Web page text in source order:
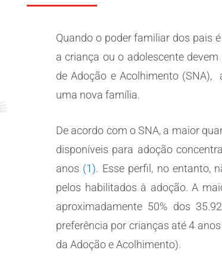
Quando o poder familiar dos pais
a criança ou o adolescente
de Adoção e Acolhimento
uma nova família.
De acordo com o SNA, a maior
disponíveis para adoção
anos (1). Esse perfil, no entanto,
pelos habilitados à adoção. A
aproximadamente 50% dos
preferência por crianças até 4 anos
da Adoção e Acolhimento).